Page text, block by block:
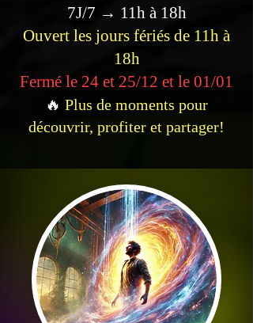
7J/7 → 11h à 18h
Ouvert les jours fériés de 11h à
18h
Fermé le 24 et 25/12 et le 01/01
🔥 Plus de moments pour
découvrir, profiter et partager!